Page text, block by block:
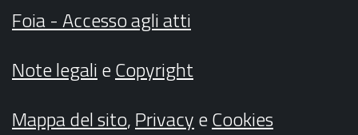
Foia - Accesso agli atti
Note legalieCopyright
Mappa del sito,PrivacyeCookies